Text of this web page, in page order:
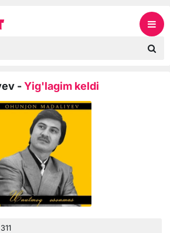
-Yig'lagim keldi
311